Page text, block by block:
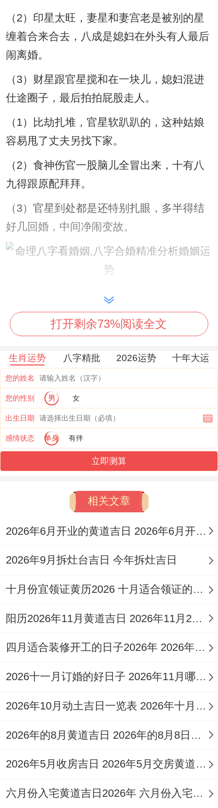
（2）印星太旺，妻星和妻宫老是被别的星
缠着合来合去，八成是媳妇在外头有人最后
闹离婚。
（3）财星跟官星搅和在一块儿，媳妇混进
仕途圈子，最后拍拍屁股走人。
（1）比劫扎堆，官星软趴趴的，这种姑娘
容易甩了丈夫另找下家。
（2）食神伤官一股脑儿全冒出来，十有八
九得跟原配拜拜。
（3）官星到处都是还特别扎眼，多半得结
好几回婚，中间净闹变故。
（4）官星又强又多，最后反倒被丈夫抛
弃。
（5）印星太盛，官星多还不牢靠，这种女
的最容易招惹一堆桃花债。
再瞅瞅八字里头哪些迹象代表会丧偶
（1）比劫太旺，把财星克得死死的，要是
大运或者流年又撞上比劫猖獗的时候，媳妇
就悬了。
（2）妻宫本来是个好用的星位，结果被别
下子，媳妇可能说没就没。
（1）食神伤官太嚣张，把官星压得喘不过
住。
（2）比劫层层叠叠，官星还总跟比劫打
七零八落，大运流年再给夫宫来个重击，丈
夫留不住。
能成家。要是年柱或者月柱冒出配偶星，结
偶星，多半得晚婚。女命要是年柱月柱食神
伤官太旺，基本能断定晚婚；男命年柱月柱
打开剩余73%阅读全文
生肖运势 八字精批 2026运势 十年大运
您的姓名
您的性别 男 女
出生日期
感情状态 单身 有伴
立即测算
相关文章
2026年6月开业的黄道吉日 2026年6月开业黄道吉日查询
2026年9月拆灶台吉日 今年拆灶吉日
十月份宜领证黄历2026 十月适合领证的好日子2026年
阳历2026年11月黄道吉日 2026年11月26日阳历黄道吉日
四月适合装修开工的日子2026年 2026年四月份适合装修开工的黄道吉日
2026十一月订婚的好日子 2026年11月哪天订婚好
2026年10月动土吉日一览表 2026年十月六日能动土吗
2026年的8月黄道吉日 2026年的8月8日是星期几
2026年5月收房吉日 2026年5月交房黄道吉日
六月份入宅黄道吉日2026年 六月份入宅黄道吉日查询